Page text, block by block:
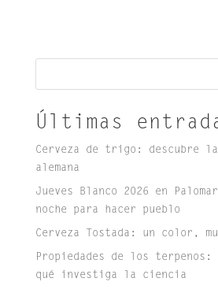
Últimas
Cerveza de trigo: descubre
alemana
Jueves Blanco 2026 en
noche para hacer pueblo
Cerveza Tostada: un color,
Propiedades de los terpenos:
qué investiga la ciencia